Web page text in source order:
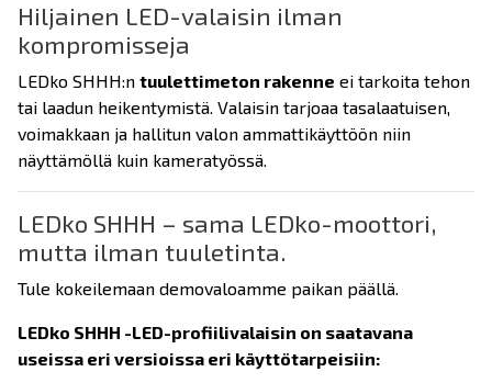
Hiljainen LED-valaisin ilman
kompromisseja
LEDko SHHH:n tuulettimeton rakenne ei tarkoita tehon
tai laadun heikentymistä. Valaisin tarjoaa tasalaatuisen,
voimakkaan ja hallitun valon ammattikäyttöön niin
näyttämöllä kuin kameratyössä.
LEDko SHHH – sama LEDko-moottori,
mutta ilman tuuletinta.
Tule kokeilemaan demovaloamme paikan päällä.
LEDko SHHH -LED-profiilivalaisin on saatavana
useissa eri versioissa eri käyttötarpeisiin: